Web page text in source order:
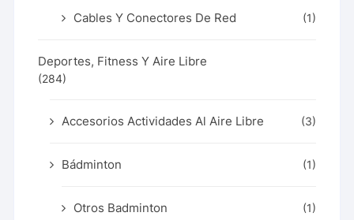
Cables Y Conectores De Red (1)
Deportes, Fitness Y Aire Libre
(284)
Accesorios Actividades Al Aire Libre (3)
Bádminton (1)
Otros Badminton (1)